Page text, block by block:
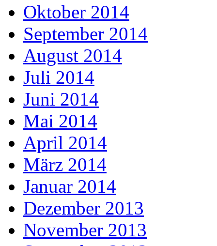
Oktober 2014
September 2014
August 2014
Juli 2014
Juni 2014
Mai 2014
April 2014
März 2014
Januar 2014
Dezember 2013
November 2013